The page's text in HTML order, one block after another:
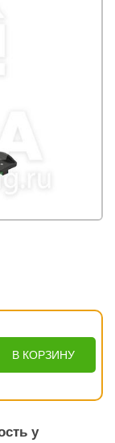
В КОРЗИНУ
у